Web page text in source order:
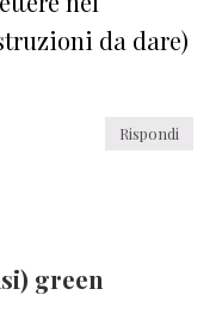
da dare)
Rispondi
green